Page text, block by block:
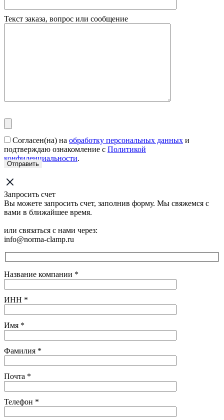
Текст заказа, вопрос или сообщение
Согласен(на) на обработку персональных данных и
подтверждаю ознакомление с Политикой
конфиденциальности.
Запросить счет
Вы можете запросить счет, заполнив форму. Мы свяжемся с
вами в ближайшее время.
или связаться с нами через:
info@norma-clamp.ru
Название компании *
ИНН *
Имя *
Фамилия *
Почта *
Телефон *